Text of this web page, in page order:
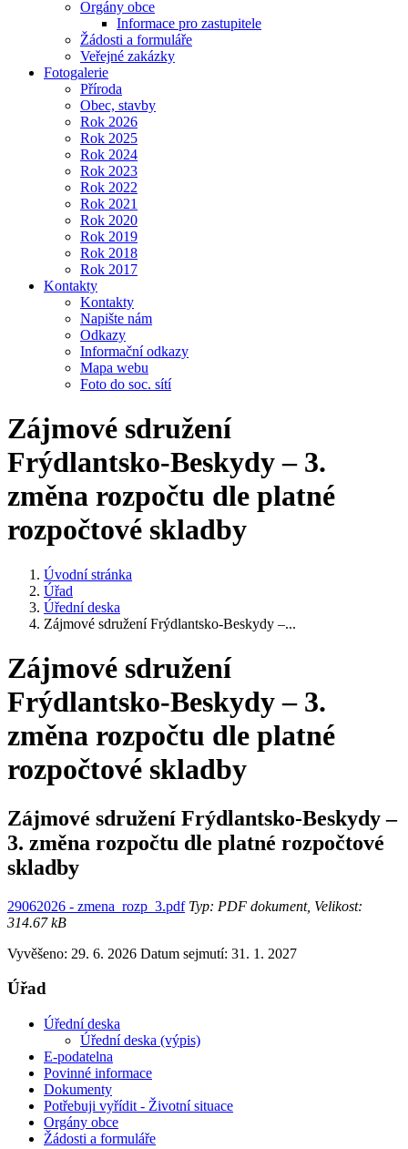
Orgány obce
Informace pro zastupitele
Žádosti a formuláře
Veřejné zakázky
Fotogalerie
Příroda
Obec, stavby
Rok 2026
Rok 2025
Rok 2024
Rok 2023
Rok 2022
Rok 2021
Rok 2020
Rok 2019
Rok 2018
Rok 2017
Kontakty
Kontakty
Napište nám
Odkazy
Informační odkazy
Mapa webu
Foto do soc. sítí
Zájmové sdružení
Frýdlantsko-Beskydy – 3.
změna rozpočtu dle platné
rozpočtové skladby
Úvodní stránka
Úřad
Úřední deska
Zájmové sdružení Frýdlantsko-Beskydy –...
Zájmové sdružení
Frýdlantsko-Beskydy – 3.
změna rozpočtu dle platné
rozpočtové skladby
Zájmové sdružení Frýdlantsko-Beskydy –
3. změna rozpočtu dle platné rozpočtové
skladby
29062026 - zmena_rozp_3.pdfTyp: PDF dokument, Velikost:
314.67 kB
Vyvěšeno: 29. 6. 2026 Datum sejmutí: 31. 1. 2027
Úřad
Úřední deska
Úřední deska (výpis)
E-podatelna
Povinné informace
Dokumenty
Potřebuji vyřídit - Životní situace
Orgány obce
Žádosti a formuláře